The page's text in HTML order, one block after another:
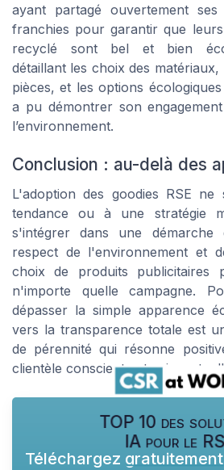
ayant partagé ouvertement
franchies pour garantir que leurs
recyclé sont bel et bien
détaillant les choix des
pièces, et les options
a pu démontrer son
l’environnement.
Conclusion : au-delà des
L'adoption des goodies RSE
tendance ou à une stratégie
s'intégrer dans une démarche
respect de l'environnement et
choix de produits publicitaires
n'importe quelle campagne.
dépasser la simple apparence
vers la transparence totale est
de pérennité qui résonne
clientèle consciente et exigeante
TOP 10 des
IA pour le
Téléchargez